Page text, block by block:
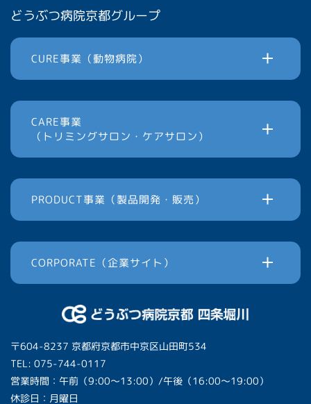
どうぶつ病院京都グループ
CURE事業（動物病院）
CARE事業
（トリミングサロン・ケアサロン）
PRODUCT事業（製品開発・販売）
CORPORATE（企業サイト）
〒604-8237 京都府京都市中京区山田町534
TEL: 075-744-0117
営業時間：午前（9:00〜13:00）/午後（16:00〜19:00）
休診日：月曜日